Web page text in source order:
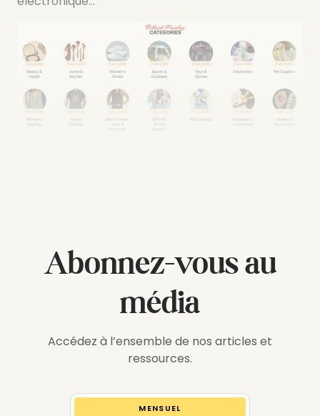
Abonnez-vous au
média
Accédez à l’ensemble de nos articles et
ressources.
MENSUEL